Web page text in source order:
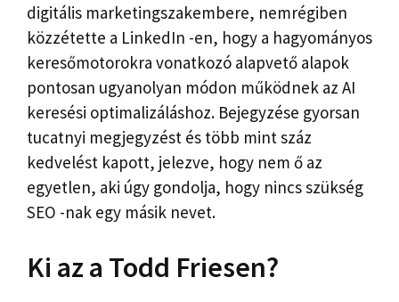
digitális marketingszakembere, nemrégiben
közzétette a LinkedIn -en, hogy a hagyományos
keresőmotorokra vonatkozó alapvető alapok
pontosan ugyanolyan módon működnek az AI
keresési optimalizáláshoz. Bejegyzése gyorsan
tucatnyi megjegyzést és több mint száz
kedvelést kapott, jelezve, hogy nem ő az
egyetlen, aki úgy gondolja, hogy nincs szükség
SEO -nak egy másik nevet.
Ki az a Todd Friesen?